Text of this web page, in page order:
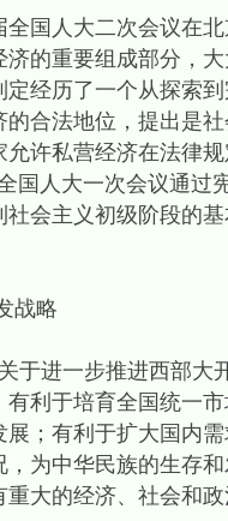
人大二次会议在北
的重要组成部分，
经历了一个从探索
合法地位，提出是
许私营经济在法律
国人大一次会议通
会主义初级阶段的
战略
进一步推进西部大
利于培育全国统一
；有利于扩大国内
为中华民族的生存
大的经济、社会和